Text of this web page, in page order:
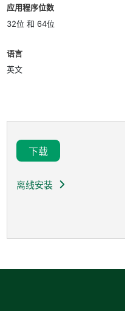
应用程序位数
32位 和 64位
语言
英文
下载
离线安装